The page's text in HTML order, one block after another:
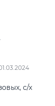
с/х